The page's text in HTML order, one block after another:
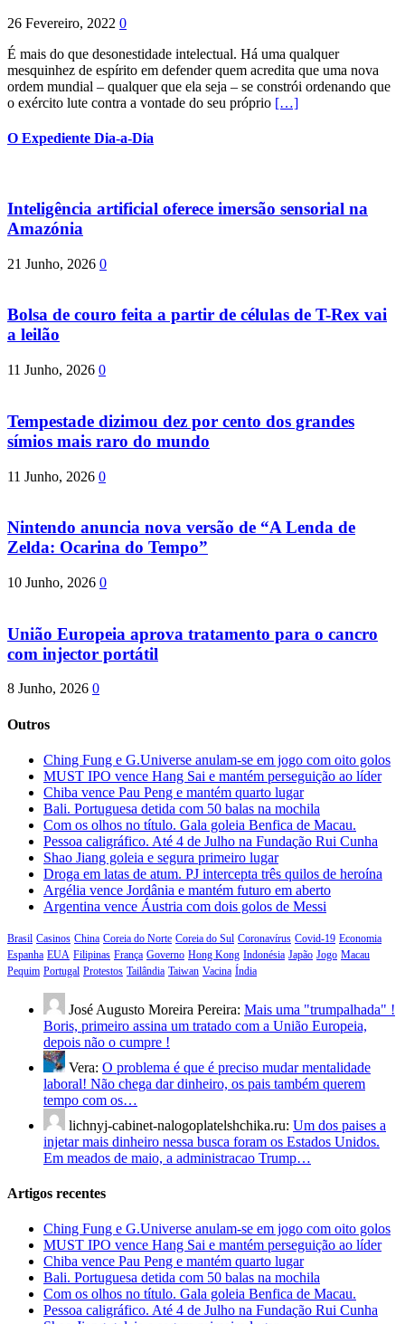
26 Fevereiro, 2022 0
É mais do que desonestidade intelectual. Há uma qualquer
mesquinhez de espírito em defender quem acredita que uma nova
ordem mundial – qualquer que ela seja – se constrói ordenando que
o exército lute contra a vontade do seu próprio […]
O Expediente Dia-a-Dia
Inteligência artificial oferece imersão sensorial na
Amazónia
21 Junho, 2026 0
Bolsa de couro feita a partir de células de T-Rex vai
a leilão
11 Junho, 2026 0
Tempestade dizimou dez por cento dos grandes
símios mais raro do mundo
11 Junho, 2026 0
Nintendo anuncia nova versão de “A Lenda de
Zelda: Ocarina do Tempo”
10 Junho, 2026 0
União Europeia aprova tratamento para o cancro
com injector portátil
8 Junho, 2026 0
Outros
Ching Fung e G.Universe anulam-se em jogo com oito golos
MUST IPO vence Hang Sai e mantém perseguição ao líder
Chiba vence Pau Peng e mantém quarto lugar
Bali. Portuguesa detida com 50 balas na mochila
Com os olhos no título. Gala goleia Benfica de Macau.
Pessoa caligráfico. Até 4 de Julho na Fundação Rui Cunha
Shao Jiang goleia e segura primeiro lugar
Droga em latas de atum. PJ intercepta três quilos de heroína
Argélia vence Jordânia e mantém futuro em aberto
Argentina vence Áustria com dois golos de Messi
Brasil Casinos China Coreia do Norte Coreia do Sul Coronavírus Covid-19 Economia
Espanha EUA Filipinas França Governo Hong Kong Indonésia Japão Jogo Macau
Pequim Portugal Protestos Tailândia Taiwan Vacina Índia
José Augusto Moreira Pereira: Mais uma "trumpalhada" !
Boris, primeiro assina um tratado com a União Europeia,
depois não o cumpre !
Vera: O problema é que é preciso mudar mentalidade
laboral! Não chega dar dinheiro, os pais também querem
tempo com os…
lichnyj-cabinet-nalogoplatelshchika.ru: Um dos paises a
injetar mais dinheiro nessa busca foram os Estados Unidos.
Em meados de maio, a administracao Trump…
Artigos recentes
Ching Fung e G.Universe anulam-se em jogo com oito golos
MUST IPO vence Hang Sai e mantém perseguição ao líder
Chiba vence Pau Peng e mantém quarto lugar
Bali. Portuguesa detida com 50 balas na mochila
Com os olhos no título. Gala goleia Benfica de Macau.
Pessoa caligráfico. Até 4 de Julho na Fundação Rui Cunha